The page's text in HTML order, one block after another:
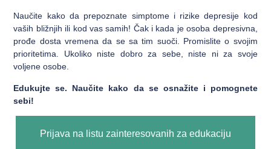
Naučite kako da prepoznate simptome i rizike depresije kod
vaših bližnjih ili kod vas samih! Čak i kada je osoba depresivna,
prođe dosta vremena da se sa tim suoči. Promislite o svojim
prioritetima. Ukoliko niste dobro za sebe, niste ni za svoje
voljene osobe.
Edukujte se. Naučite kako da se osnažite i pomognete
sebi!
Prijava na listu zainteresovanih za edukaciju